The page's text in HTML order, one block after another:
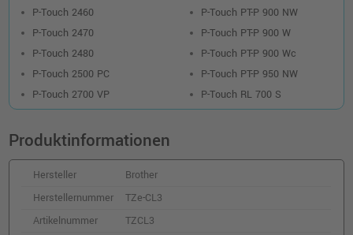
P-Touch 2460
P-Touch 2470
P-Touch 2480
P-Touch 2500 PC
P-Touch 2700 VP
P-Touch PT-P 900 NW
P-Touch PT-P 900 W
P-Touch PT-P 900 Wc
P-Touch PT-P 950 NW
P-Touch RL 700 S
Produktinformationen
Hersteller
Brother
Herstellernummer
TZe-CL3
Artikelnummer
TZCL3